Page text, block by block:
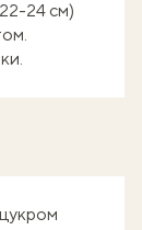
24 см)